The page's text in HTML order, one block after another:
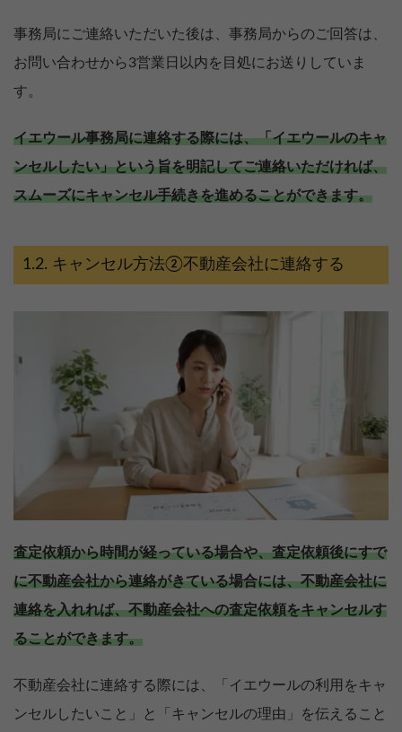
事務局にご連絡いただいた後は、事務局からのご回答は、
お問い合わせから3営業日以内を目処にお送りしていま
す。
イエウール事務局に連絡する際には、「イエウールのキャ
ンセルしたい」という旨を明記してご連絡いただければ、
スムーズにキャンセル手続きを進めることができます。
キャンセル方法②不動産会社に連絡する
査定依頼から時間が経っている場合や、査定依頼後にすで
に不動産会社から連絡がきている場合には、不動産会社に
連絡を入れれば、不動産会社への査定依頼をキャンセルす
ることができます。
不動産会社に連絡する際には、「イエウールの利用をキャ
ンセルしたいこと」と「キャンセルの理由」を伝えること